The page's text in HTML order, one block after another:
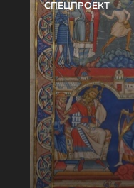
СПЕЦПРОЕКТ